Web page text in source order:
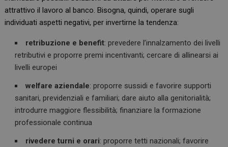
attrattivo il lavoro al banco. Bisogna, quindi, operare sugli
individuati aspetti negativi, per invertirne la tendenza:
retribuzione e benefit: prevedere l’innalzamento dei livelli
retributivi e proporre premi incentivanti; cercare di allinearsi ai
livelli europei
welfare aziendale: proporre sussidi e favorire supporti
sanitari, previdenziali e familiari; dare aiuto alla genitorialità;
introdurre maggiore flessibilità; finanziare la formazione
professionale continua
rivedere turni e orari: proporre tetti nazionali; favorire